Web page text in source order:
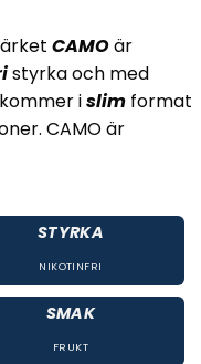
CAMOär
styrka och med
islim format
CAMO är
STYRKA
NIKOTINFRI
SMAK
FRUKT